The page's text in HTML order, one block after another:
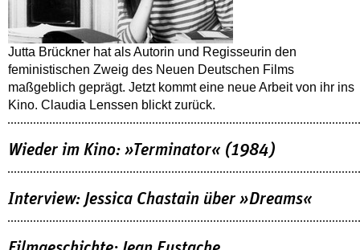
Jutta Brückner hat als Autorin und Regisseurin den
feministischen Zweig des Neuen Deutschen Films
maßgeblich geprägt. Jetzt kommt eine neue Arbeit von ihr ins
Kino. Claudia Lenssen blickt zurück.
Wieder im Kino: »Terminator« (1984)
Interview: Jessica Chastain über »Dreams«